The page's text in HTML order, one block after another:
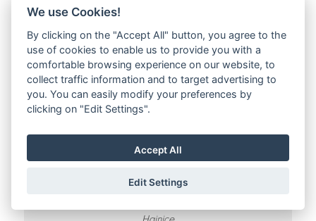
BETLÉMSKÉ SVĚTLO
We use Cookies!
By clicking on the "Accept All" button, you agree to the
use of cookies to enable us to provide you with a
comfortable browsing experience on our website, to
collect traffic information and to target advertising to
you. You can easily modify your preferences by
clicking on "Edit Settings".
Accept All
Edit Settings